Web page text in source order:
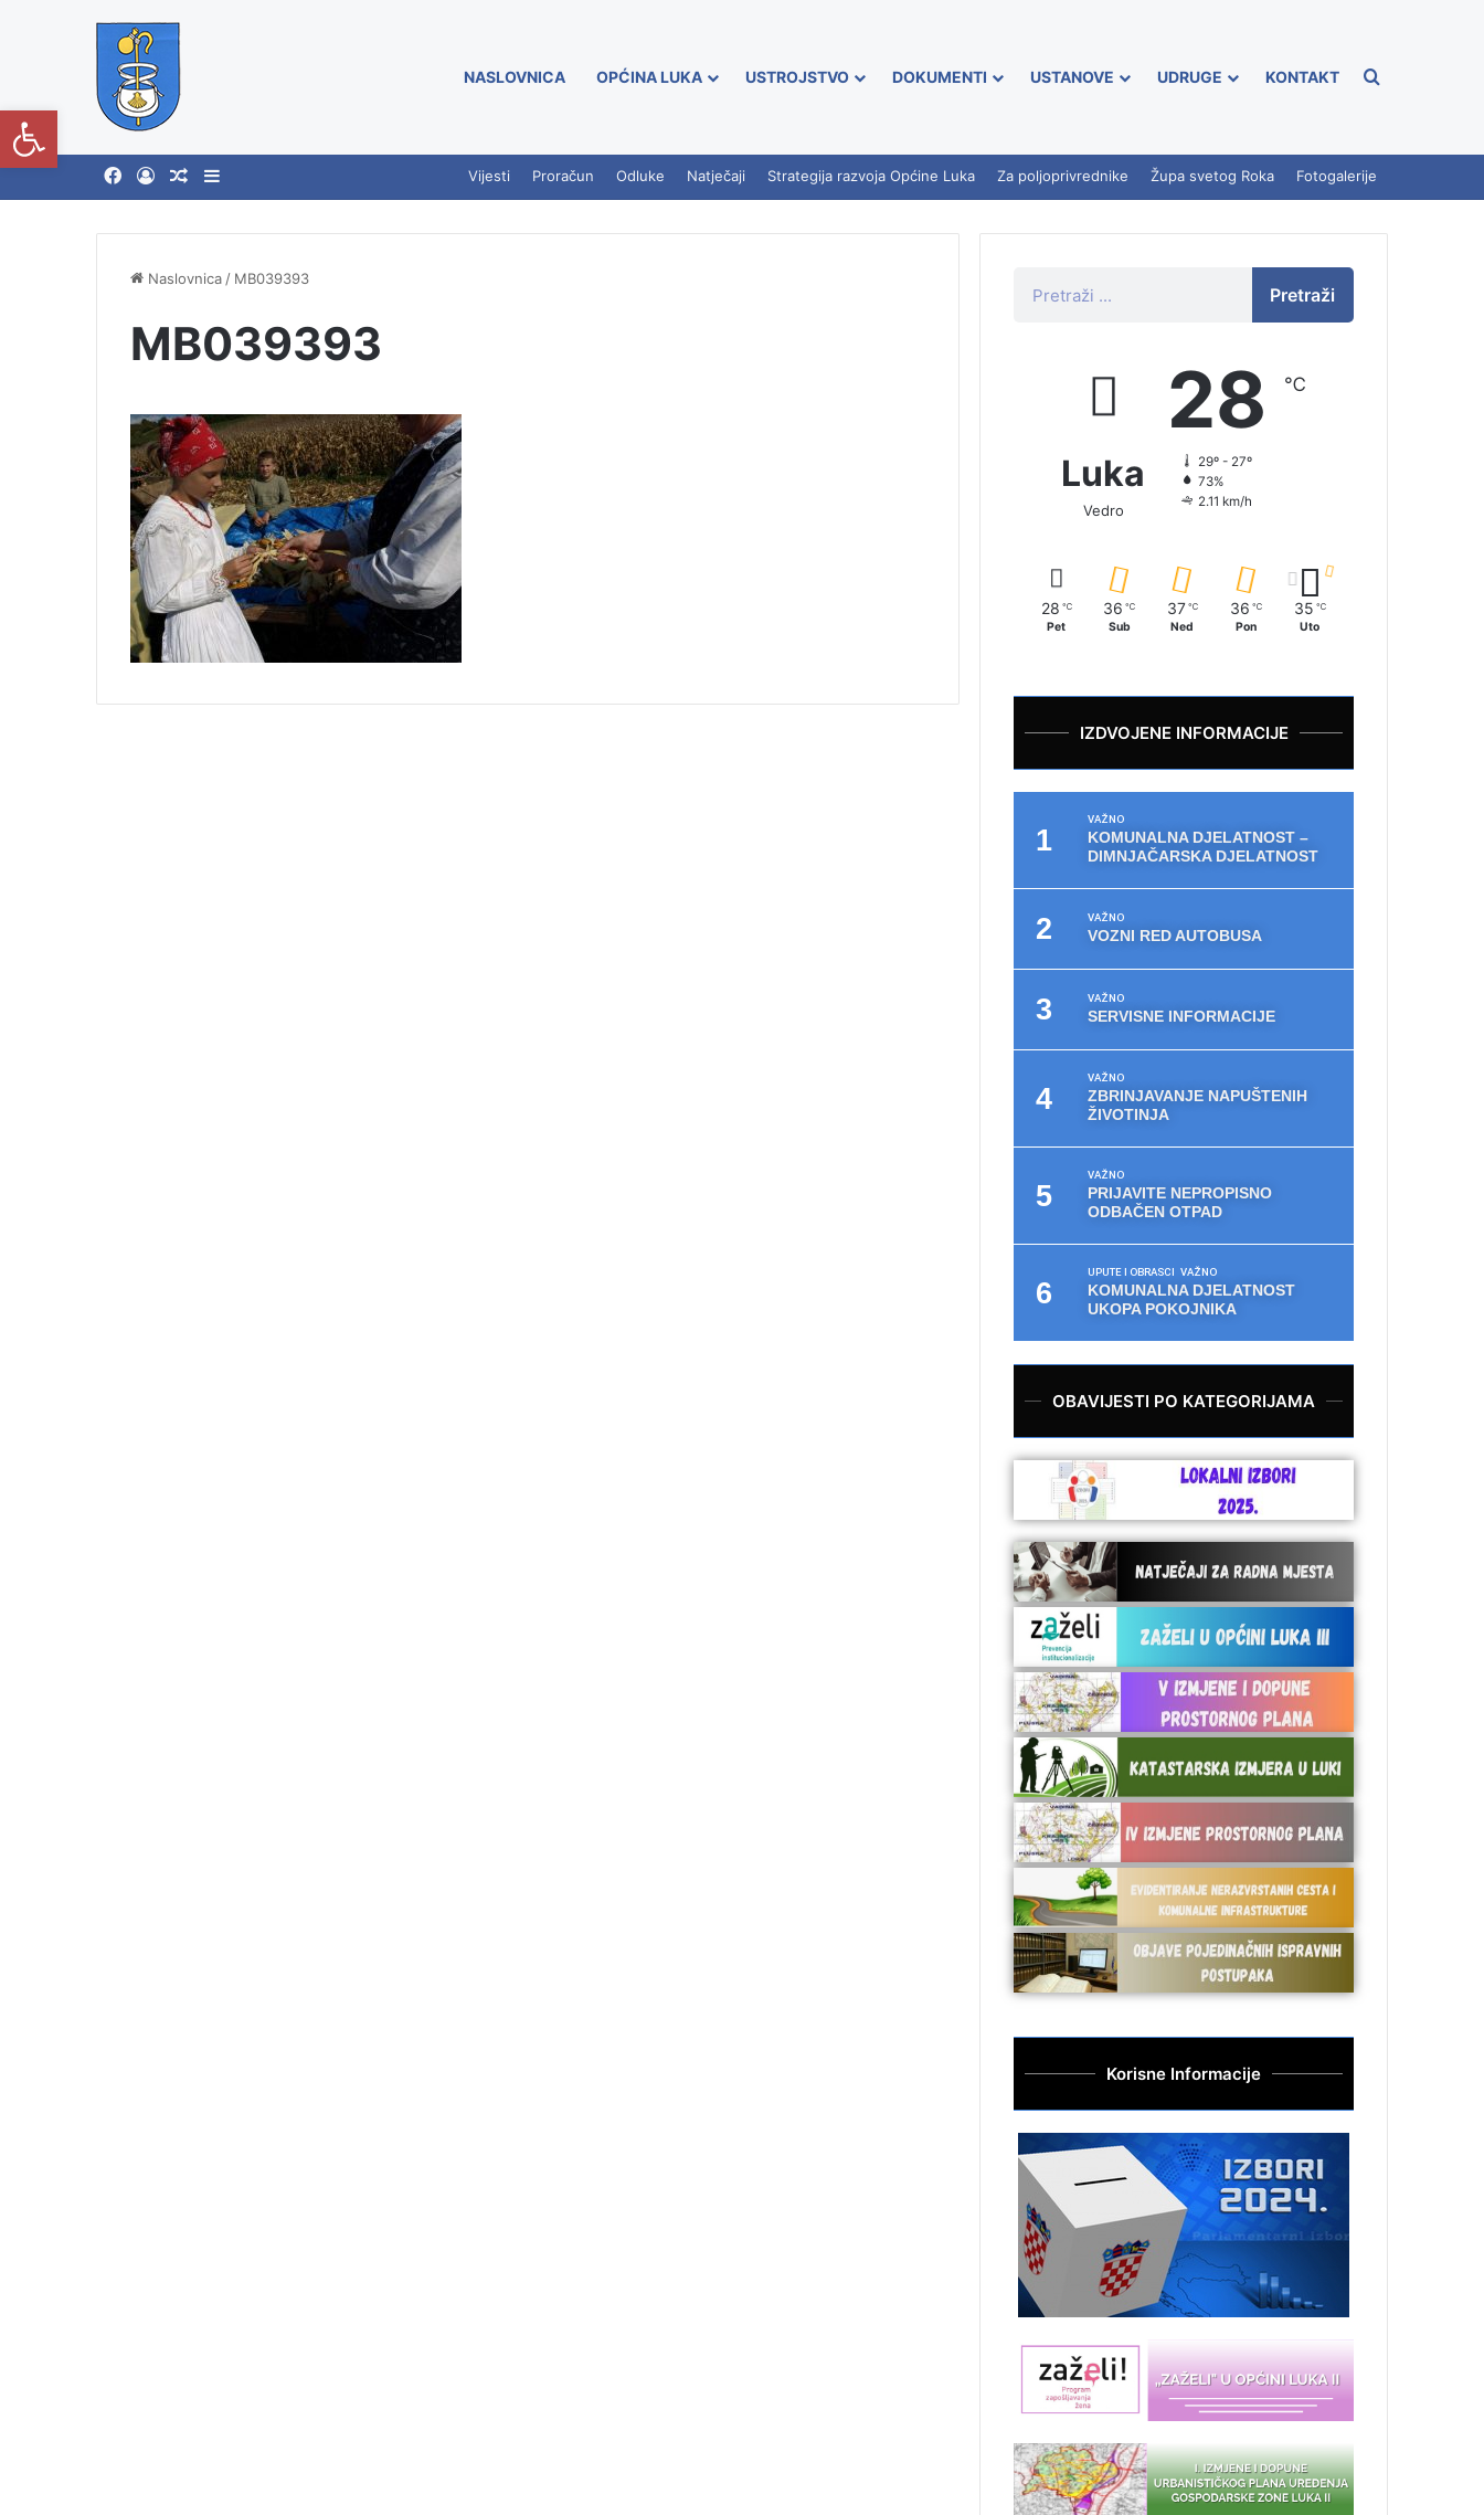
NASLOVNICA OPĆINA LUKA USTROJSTVO DOKUMENTI USTANOVE UDRUGE KONTAKT
Vijesti Proračun Odluke Natječaji Strategija razvoja Općine Luka Za poljoprivrednike Župa svetog Roka Fotogalerije
Naslovnica / MB039393
MB039393
Pretraži
Luka
Vedro
28 ℃
29º - 27º
73%
2.11 km/h
28 ℃
Pet
36 ℃
Sub
37 ℃
Ned
36 ℃
Pon
35 ℃
Uto
IZDVOJENE INFORMACIJE
VAŽNO
KOMUNALNA DJELATNOST –
DIMNJAČARSKA DJELATNOST
VAŽNO
VOZNI RED AUTOBUSA
VAŽNO
SERVISNE INFORMACIJE
VAŽNO
ZBRINJAVANJE NAPUŠTENIH
ŽIVOTINJA
VAŽNO
PRIJAVITE NEPROPISNO
ODBAČEN OTPAD
UPUTE I OBRASCI VAŽNO
KOMUNALNA DJELATNOST
UKOPA POKOJNIKA
OBAVIJESTI PO KATEGORIJAMA
Korisne Informacije
Open toolbar